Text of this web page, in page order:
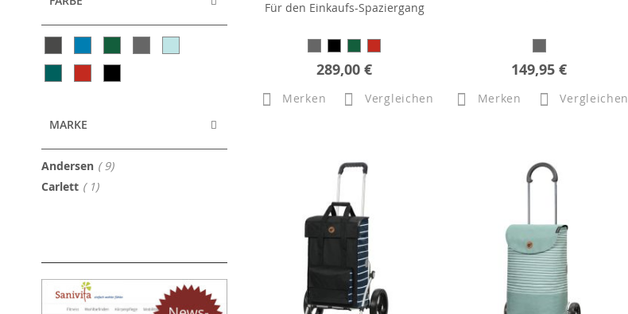
Für den Einkaufs-Spaziergang
289,00 €
Merken Vergleichen
149,95 €
Merken Vergleichen
MARKE
Andersen 9Artikel
Carlett 1Artikel